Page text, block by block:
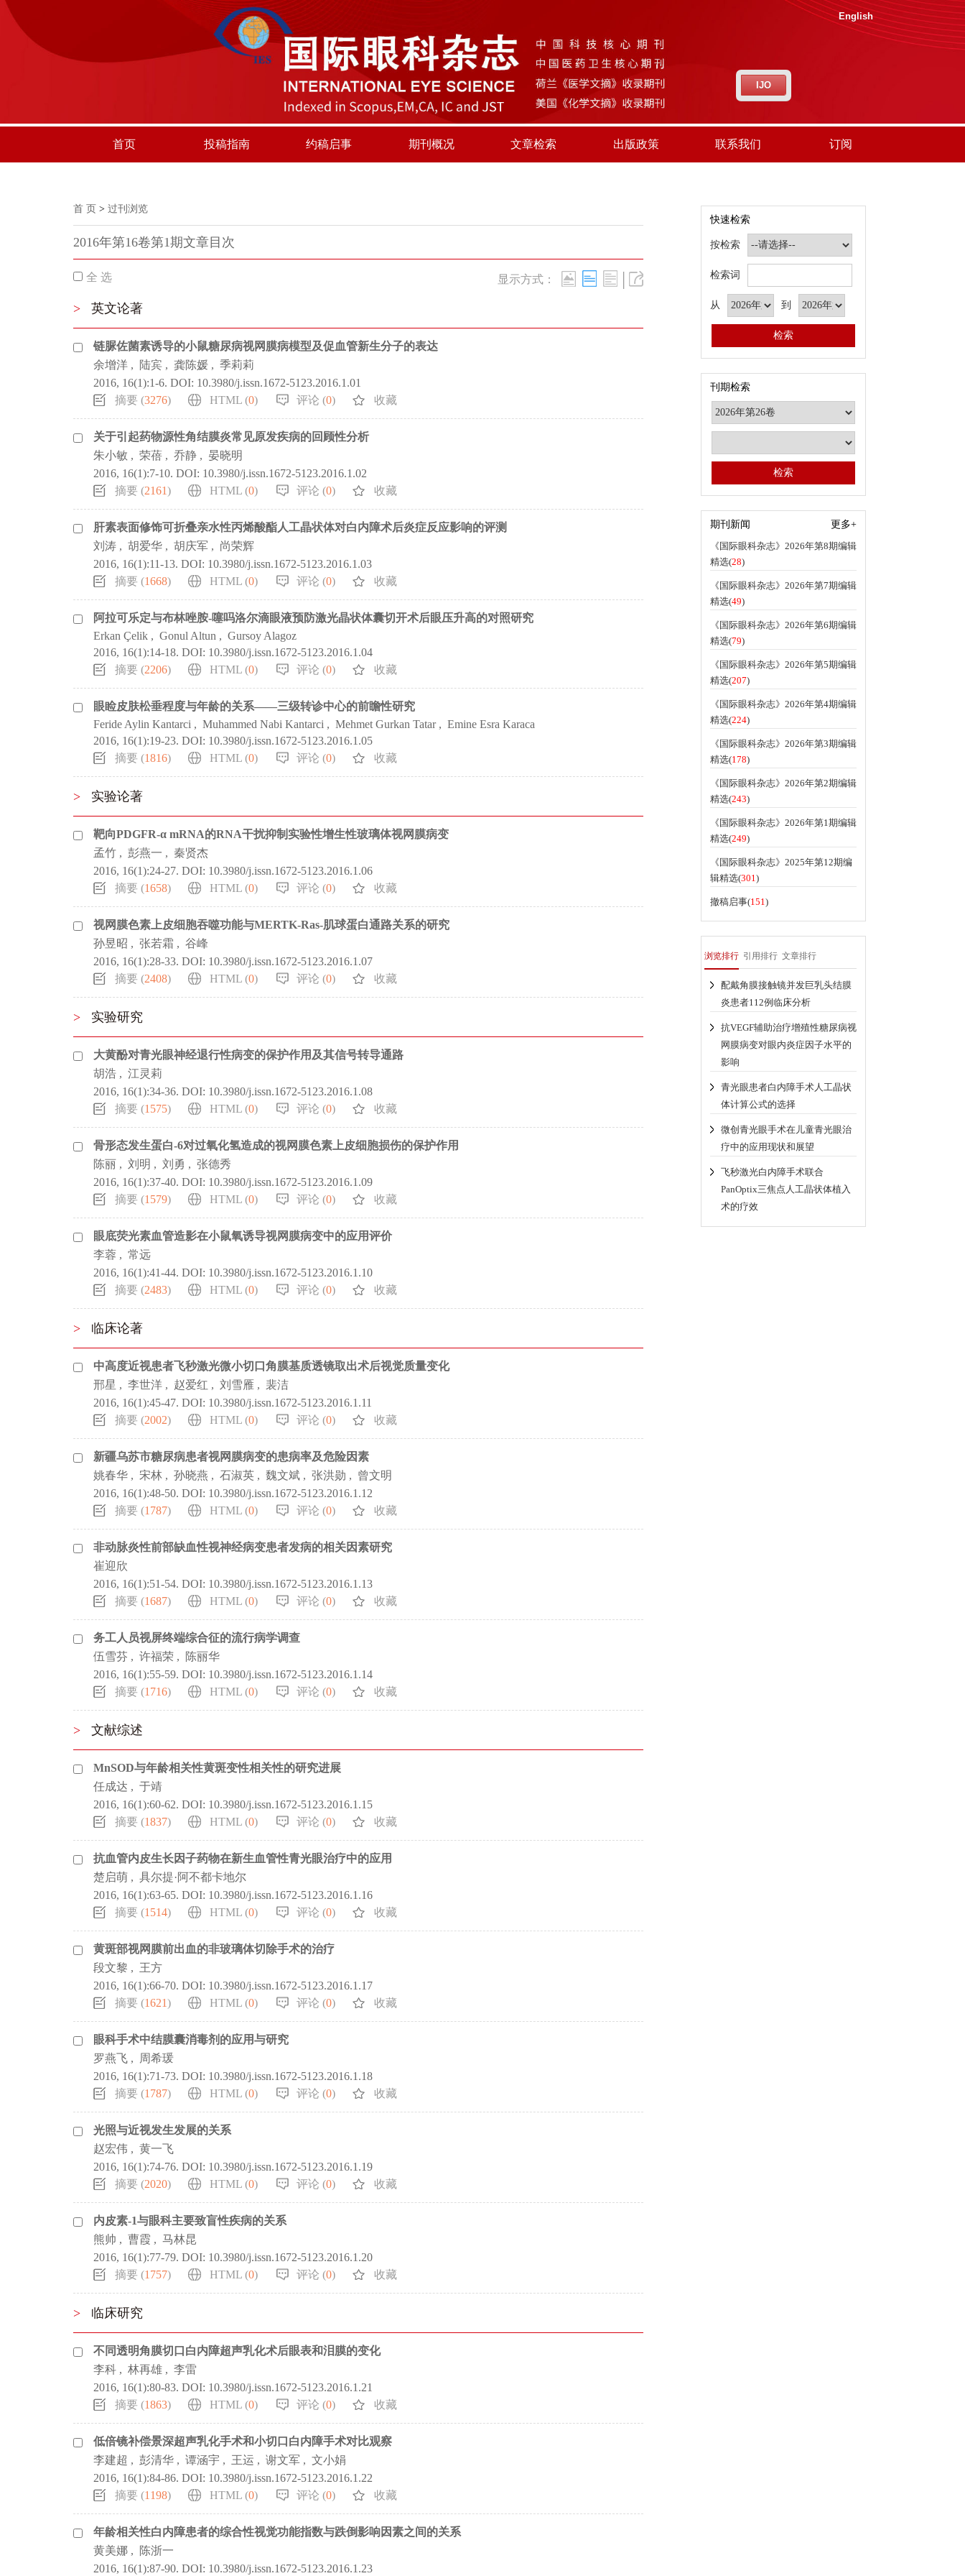
English
IJO
首页 投稿指南 约稿启事 期刊概况 文章检索 出版政策 联系我们 订阅
首 页 > 过刊浏览
2016年第16卷第1期文章目次
全 选 显示方式： |
> 英文论著
链脲佐菌素诱导的小鼠糖尿病视网膜病模型及促血管新生分子的表达
余增洋 , 陆宾 , 龚陈媛 , 季莉莉
2016, 16(1):1-6. DOI: 10.3980/j.issn.1672-5123.2016.1.01
摘要 (3276) HTML (0) 评论 (0) 收藏
关于引起药物源性角结膜炎常见原发疾病的回顾性分析
朱小敏 , 荣蓓 , 乔静 , 晏晓明
2016, 16(1):7-10. DOI: 10.3980/j.issn.1672-5123.2016.1.02
摘要 (2161) HTML (0) 评论 (0) 收藏
肝素表面修饰可折叠亲水性丙烯酸酯人工晶状体对白内障术后炎症反应影响的评测
刘涛 , 胡爱华 , 胡庆军 , 尚荣辉
2016, 16(1):11-13. DOI: 10.3980/j.issn.1672-5123.2016.1.03
摘要 (1668) HTML (0) 评论 (0) 收藏
阿拉可乐定与布林唑胺-噻吗洛尔滴眼液预防激光晶状体囊切开术后眼压升高的对照研究
Erkan Çelik , Gonul Altun , Gursoy Alagoz
2016, 16(1):14-18. DOI: 10.3980/j.issn.1672-5123.2016.1.04
摘要 (2206) HTML (0) 评论 (0) 收藏
眼睑皮肤松垂程度与年龄的关系——三级转诊中心的前瞻性研究
Feride Aylin Kantarci , Muhammed Nabi Kantarci , Mehmet Gurkan Tatar , Emine Esra Karaca
2016, 16(1):19-23. DOI: 10.3980/j.issn.1672-5123.2016.1.05
摘要 (1816) HTML (0) 评论 (0) 收藏
> 实验论著
靶向PDGFR-α mRNA的RNA干扰抑制实验性增生性玻璃体视网膜病变
孟竹 , 彭燕一 , 秦贤杰
2016, 16(1):24-27. DOI: 10.3980/j.issn.1672-5123.2016.1.06
摘要 (1658) HTML (0) 评论 (0) 收藏
视网膜色素上皮细胞吞噬功能与MERTK-Ras-肌球蛋白通路关系的研究
孙昱昭 , 张若霜 , 谷峰
2016, 16(1):28-33. DOI: 10.3980/j.issn.1672-5123.2016.1.07
摘要 (2408) HTML (0) 评论 (0) 收藏
> 实验研究
大黄酚对青光眼神经退行性病变的保护作用及其信号转导通路
胡浩 , 江灵莉
2016, 16(1):34-36. DOI: 10.3980/j.issn.1672-5123.2016.1.08
摘要 (1575) HTML (0) 评论 (0) 收藏
骨形态发生蛋白-6对过氧化氢造成的视网膜色素上皮细胞损伤的保护作用
陈丽 , 刘明 , 刘勇 , 张德秀
2016, 16(1):37-40. DOI: 10.3980/j.issn.1672-5123.2016.1.09
摘要 (1579) HTML (0) 评论 (0) 收藏
眼底荧光素血管造影在小鼠氧诱导视网膜病变中的应用评价
李蓉 , 常远
2016, 16(1):41-44. DOI: 10.3980/j.issn.1672-5123.2016.1.10
摘要 (2483) HTML (0) 评论 (0) 收藏
> 临床论著
中高度近视患者飞秒激光微小切口角膜基质透镜取出术后视觉质量变化
邢星 , 李世洋 , 赵爱红 , 刘雪雁 , 裴洁
2016, 16(1):45-47. DOI: 10.3980/j.issn.1672-5123.2016.1.11
摘要 (2002) HTML (0) 评论 (0) 收藏
新疆乌苏市糖尿病患者视网膜病变的患病率及危险因素
姚春华 , 宋林 , 孙晓燕 , 石淑英 , 魏文斌 , 张洪勋 , 曾文明
2016, 16(1):48-50. DOI: 10.3980/j.issn.1672-5123.2016.1.12
摘要 (1787) HTML (0) 评论 (0) 收藏
非动脉炎性前部缺血性视神经病变患者发病的相关因素研究
崔迎欣
2016, 16(1):51-54. DOI: 10.3980/j.issn.1672-5123.2016.1.13
摘要 (1687) HTML (0) 评论 (0) 收藏
务工人员视屏终端综合征的流行病学调查
伍雪芬 , 许福荣 ,
陈丽华
2016, 16(1):55-59. DOI: 10.3980/j.issn.1672-5123.2016.1.14
摘要 (1716) HTML (0) 评论 (0) 收藏
> 文献综述
MnSOD与年龄相关性黄斑变性相关性的研究进展
任成达 , 于靖
2016, 16(1):60-62. DOI: 10.3980/j.issn.1672-5123.2016.1.15
摘要 (1837) HTML (0) 评论 (0) 收藏
抗血管内皮生长因子药物在新生血管性青光眼治疗中的应用
楚启萌 , 具尔提·阿不都卡地尔
2016, 16(1):63-65. DOI: 10.3980/j.issn.1672-5123.2016.1.16
摘要 (1514) HTML (0) 评论 (0) 收藏
黄斑部视网膜前出血的非玻璃体切除手术的治疗
段文黎 , 王方
2016, 16(1):66-70. DOI: 10.3980/j.issn.1672-5123.2016.1.17
摘要 (1621) HTML (0) 评论 (0) 收藏
眼科手术中结膜囊消毒剂的应用与研究
罗燕飞 ,
周希瑗
2016, 16(1):71-73. DOI: 10.3980/j.issn.1672-5123.2016.1.18
摘要 (1787) HTML (0) 评论 (0) 收藏
光照与近视发生发展的关系
赵宏伟 , 黄一飞
2016, 16(1):74-76. DOI: 10.3980/j.issn.1672-5123.2016.1.19
摘要 (2020) HTML (0) 评论 (0) 收藏
内皮素-1与眼科主要致盲性疾病的关系
熊帅 , 曹霞 , 马林昆
2016, 16(1):77-79. DOI: 10.3980/j.issn.1672-5123.2016.1.20
摘要 (1757) HTML (0) 评论 (0) 收藏
> 临床研究
不同透明角膜切口白内障超声乳化术后眼表和泪膜的变化
李科 , 林再雄 , 李雷
2016, 16(1):80-83. DOI: 10.3980/j.issn.1672-5123.2016.1.21
摘要 (1863) HTML (0) 评论 (0) 收藏
低倍镜补偿景深超声乳化手术和小切口白内障手术对比观察
李建超 , 彭清华 , 谭涵宇 , 王运 , 谢文军 , 文小娟
2016, 16(1):84-86. DOI: 10.3980/j.issn.1672-5123.2016.1.22
摘要 (1198) HTML (0) 评论 (0) 收藏
年龄相关性白内障患者的综合性视觉功能指数与跌倒影响因素之间的关系
黄美娜 ,
陈浙一
2016, 16(1):87-90. DOI: 10.3980/j.issn.1672-5123.2016.1.23
快速检索
按检索
检索词
从 到
刊期检索
期刊新闻
更多+
《国际眼科杂志》2026年第8期编辑
精选(28)
《国际眼科杂志》2026年第7期编辑
精选(49)
《国际眼科杂志》2026年第6期编辑
精选(79)
《国际眼科杂志》2026年第5期编辑
精选(207)
《国际眼科杂志》2026年第4期编辑
精选(224)
《国际眼科杂志》2026年第3期编辑
精选(178)
《国际眼科杂志》2026年第2期编辑
精选(243)
《国际眼科杂志》2026年第1期编辑
精选(249)
《国际眼科杂志》2025年第12期编
辑精选(301)
撤稿启事(151)
浏览排行 引用排行 文章排行
配戴角膜接触镜并发巨乳头结膜
炎患者112例临床分析
抗VEGF辅助治疗增殖性糖尿病视
网膜病变对眼内炎症因子水平的
影响
青光眼患者白内障手术人工晶状
体计算公式的选择
微创青光眼手术在儿童青光眼治
疗中的应用现状和展望
飞秒激光白内障手术联合
PanOptix三焦点人工晶状体植入
术的疗效